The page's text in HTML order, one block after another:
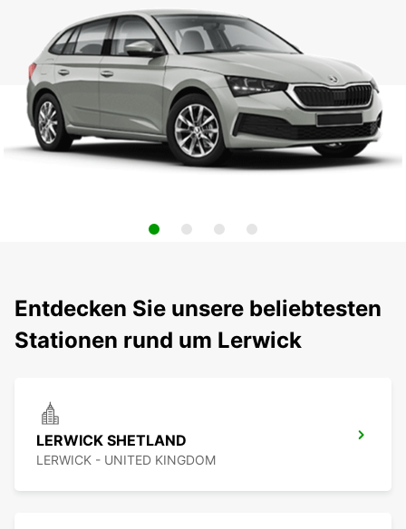
Entdecken Sie unsere beliebtesten
Stationen rund um Lerwick
LERWICK SHETLAND
LERWICK - UNITED KINGDOM